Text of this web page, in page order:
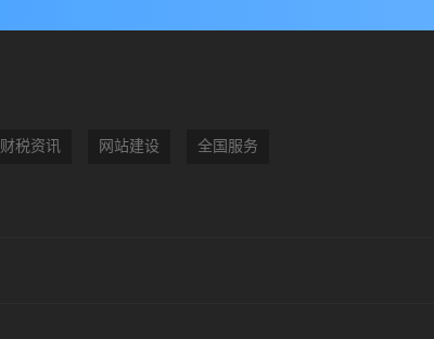
财税资讯 网站建设 全国服务